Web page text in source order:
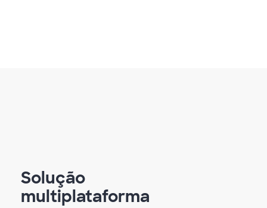
Solução
multiplataforma